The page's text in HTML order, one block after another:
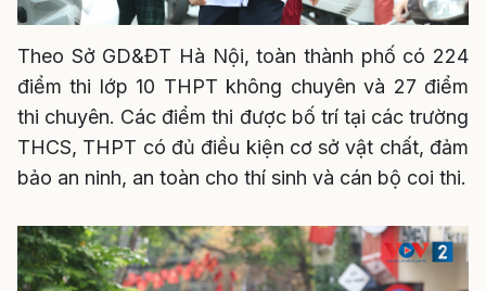
Theo Sở GD&ĐT Hà Nội, toàn thành phố có 224
điểm thi lớp 10 THPT không chuyên và 27 điểm
thi chuyên. Các điểm thi được bố trí tại các trường
THCS, THPT có đủ điều kiện cơ sở vật chất, đảm
bảo an ninh, an toàn cho thí sinh và cán bộ coi thi.